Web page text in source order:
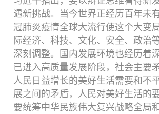
遇新挑战。当今世界正经历百年未
冠肺炎疫情全球大流行使这个大变
际经济、科技、文化、安全、政治
深刻调整。国内发展环境也经历着
已进入高质量发展阶段，社会主要
人民日益增长的美好生活需要和不
展之间的矛盾，人民对美好生活的
要统筹中华民族伟大复兴战略全局